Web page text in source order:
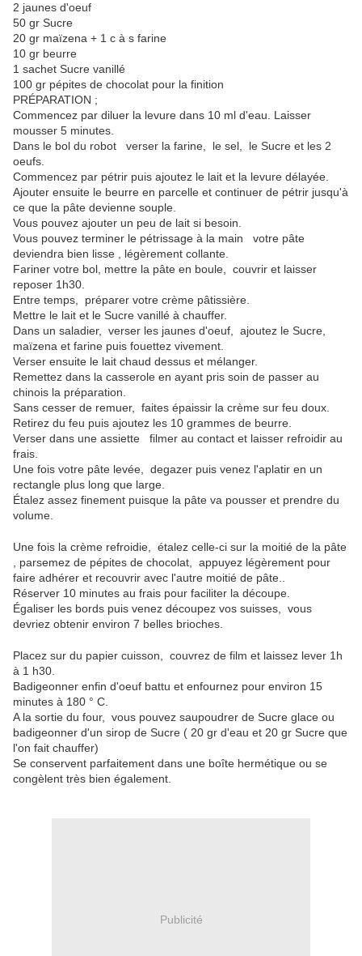
2 jaunes d'oeuf
50 gr Sucre
20 gr maïzena + 1 c à s farine
10 gr beurre
1 sachet Sucre vanillé
100 gr pépites de chocolat pour la finition
PRÉPARATION ;
Commencez par diluer la levure dans 10 ml d'eau. Laisser
mousser 5 minutes.
Dans le bol du robot verser la farine, le sel, le Sucre et les 2
oeufs.
Commencez par pétrir puis ajoutez le lait et la levure délayée.
Ajouter ensuite le beurre en parcelle et continuer de pétrir jusqu'à
ce que la pâte devienne souple.
Vous pouvez ajouter un peu de lait si besoin.
Vous pouvez terminer le pétrissage à la main votre pâte
deviendra bien lisse , légèrement collante.
Fariner votre bol, mettre la pâte en boule, couvrir et laisser
reposer 1h30.
Entre temps, préparer votre crème pâtissière.
Mettre le lait et le Sucre vanillé à chauffer.
Dans un saladier, verser les jaunes d'oeuf, ajoutez le Sucre,
maïzena et farine puis fouettez vivement.
Verser ensuite le lait chaud dessus et mélanger.
Remettez dans la casserole en ayant pris soin de passer au
chinois la préparation.
Sans cesser de remuer, faites épaissir la crème sur feu doux.
Retirez du feu puis ajoutez les 10 grammes de beurre.
Verser dans une assiette filmer au contact et laisser refroidir au
frais.
Une fois votre pâte levée, degazer puis venez l'aplatir en un
rectangle plus long que large.
Étalez assez finement puisque la pâte va pousser et prendre du
volume.
Une fois la crème refroidie, étalez celle-ci sur la moitié de la pâte
, parsemez de pépites de chocolat, appuyez légèrement pour
faire adhérer et recouvrir avec l'autre moitié de pâte..
Réserver 10 minutes au frais pour faciliter la découpe.
Égaliser les bords puis venez découpez vos suisses, vous
devriez obtenir environ 7 belles brioches.
Placez sur du papier cuisson, couvrez de film et laissez lever 1h
à 1 h30.
Badigeonner enfin d'oeuf battu et enfournez pour environ 15
minutes à 180 ° C.
A la sortie du four, vous pouvez saupoudrer de Sucre glace ou
badigeonner d'un sirop de Sucre ( 20 gr d'eau et 20 gr Sucre que
l'on fait chauffer)
Se conservent parfaitement dans une boîte hermétique ou se
congèlent très bien également.
Publicité